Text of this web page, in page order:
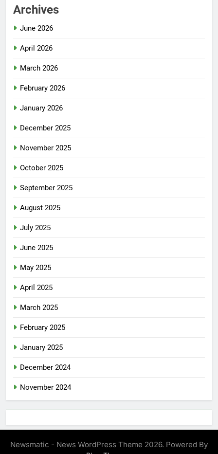
Archives
June 2026
April 2026
March 2026
February 2026
January 2026
December 2025
November 2025
October 2025
September 2025
August 2025
July 2025
June 2025
May 2025
April 2025
March 2025
February 2025
January 2025
December 2024
November 2024
Newsmatic - News WordPress Theme 2026. Powered By